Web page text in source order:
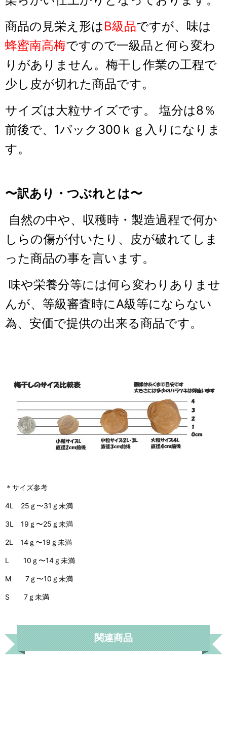
商品の見栄え形はB級品ですが、味は
蜂蜜南高梅ですので一級品と何ら変わ
りがありません。梅干し作業の工程で
少し皮が切れた商品です。
サイズは大粒サイズです。 塩分は8％
前後で、1パック300ｋｇ入りになりま
す。
〜訳あり・つぶれとは〜
自然の中や、収穫時・製造過程で何か
しらの傷が付いたり、皮が破れてしま
った商品の事を言います。
味や栄養分等には何ら変わりありませ
んが、等級審査時にA級等にならない
為、安価で提供の出来る商品です。
＊サイズ参考
4L 25ｇ〜31ｇ未満
3L 19ｇ〜25ｇ未満
2L 14ｇ〜19ｇ未満
L 10ｇ〜14ｇ未満
M 7ｇ〜10ｇ未満
S 7ｇ未満
関連商品